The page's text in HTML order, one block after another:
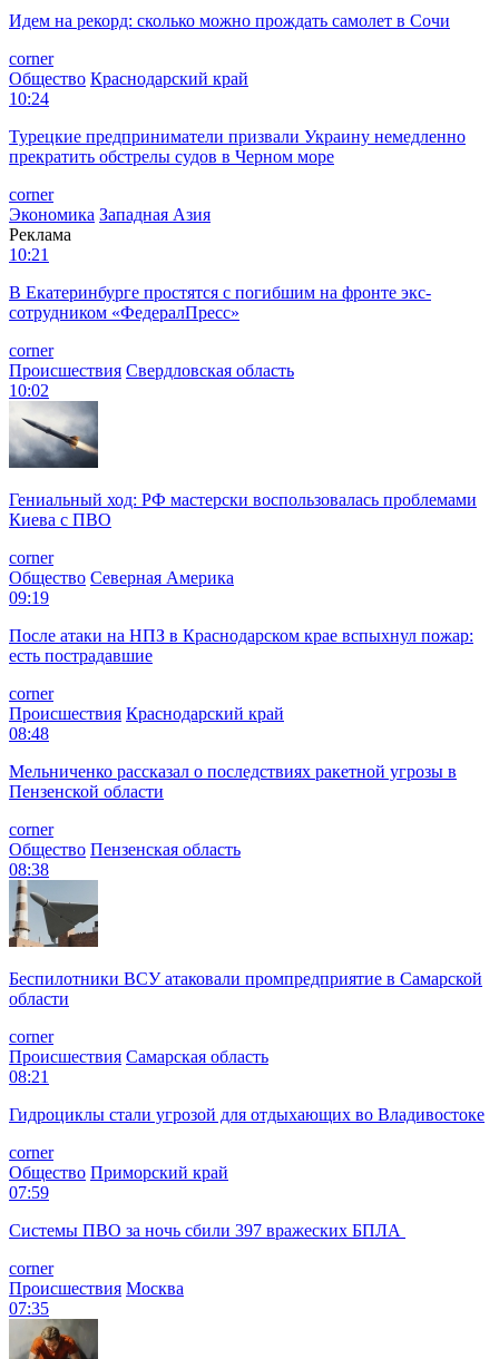
Идем на рекорд: сколько можно прождать самолет в Сочи
corner
Общество Краснодарский край
10:24
Турецкие предприниматели призвали Украину немедленно
прекратить обстрелы судов в Черном море
corner
Экономика Западная Азия
Реклама
10:21
В Екатеринбурге простятся с погибшим на фронте экс-
сотрудником «ФедералПресс»
corner
Происшествия Свердловская область
10:02
Гениальный ход: РФ мастерски воспользовалась проблемами
Киева с ПВО
corner
Общество Северная Америка
09:19
После атаки на НПЗ в Краснодарском крае вспыхнул пожар:
есть пострадавшие
corner
Происшествия Краснодарский край
08:48
Мельниченко рассказал о последствиях ракетной угрозы в
Пензенской области
corner
Общество Пензенская область
08:38
Беспилотники ВСУ атаковали промпредприятие в Самарской
области
corner
Происшествия Самарская область
08:21
Гидроциклы стали угрозой для отдыхающих во Владивостоке
corner
Общество Приморский край
07:59
Системы ПВО за ночь сбили 397 вражеских БПЛА
corner
Происшествия Москва
07:35